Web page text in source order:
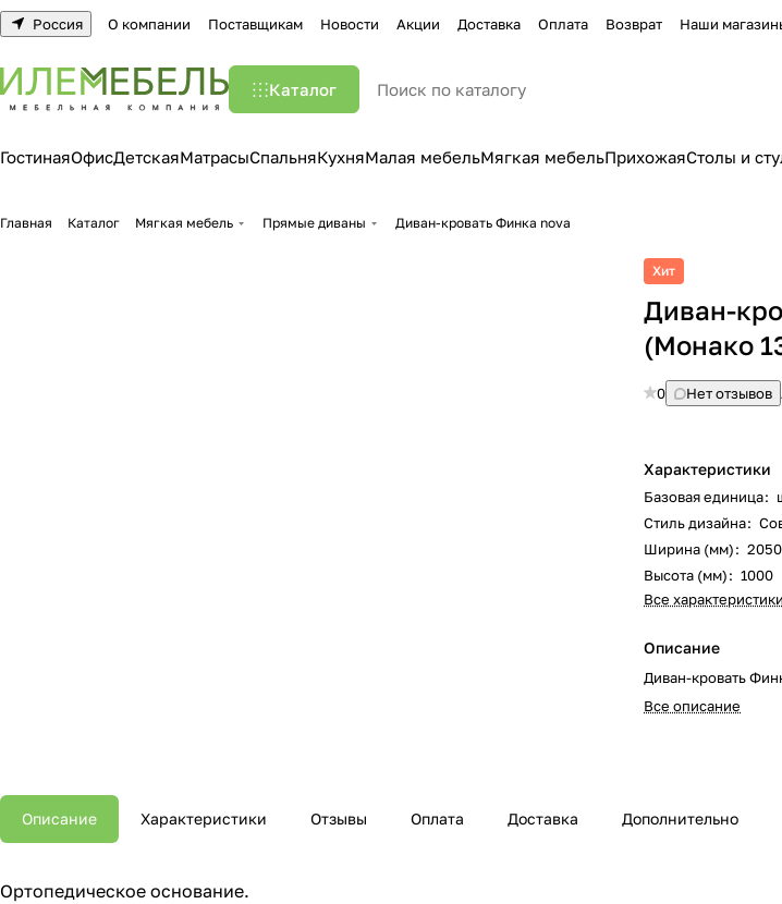
Россия О компании Поставщикам Новости Акции Доставка Оплата Возврат Наши
Каталог
ГостинаяОфисДетскаяМатрасыСпальняКухняМалая мебельМягкая мебельПрихожаяСтолы и
Главная Каталог Мягкая мебель Прямые диваны Диван-кровать Финка nova
Хит
Диван-
(Монако
0 Нет отзывов
Характеристики
Базовая единица:
Стиль дизайна:
Ширина (мм): 2050
Высота (мм): 1000
Все характеристики
Описание
Диван-кровать
Все описание
Описание Характеристики Отзывы Оплата Доставка Дополнительно
Ортопедическое основание.